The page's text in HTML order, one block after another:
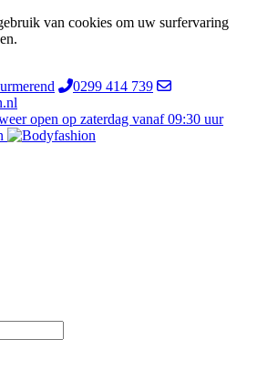
van cookies om uw surfervaring
0299 414 739
open op zaterdag vanaf 09:30 uur